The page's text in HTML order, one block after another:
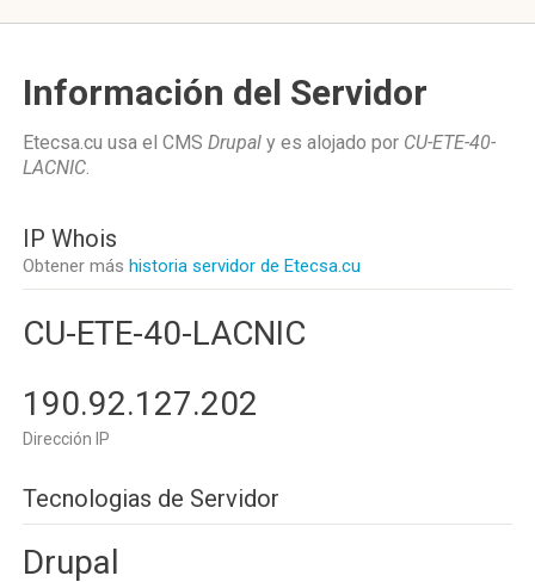
Información del Servidor
Etecsa.cu usa el CMS Drupal y es alojado por CU-ETE-40-
LACNIC.
IP Whois
Obtener más historia servidor de Etecsa.cu
CU-ETE-40-LACNIC
190.92.127.202
Dirección IP
Tecnologias de Servidor
Drupal